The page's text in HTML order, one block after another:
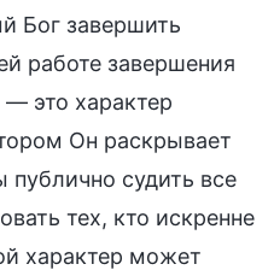
Бог завершить
работе завершения
— это характер
Он раскрывает
публично судить все
тех, кто искренне
характер может